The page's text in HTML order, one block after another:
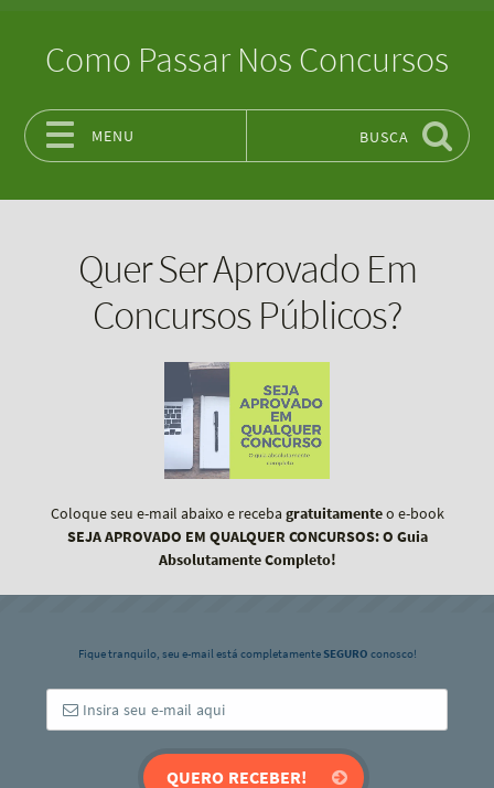
Como Passar Nos Concursos
MENU BUSCA
Quer Ser Aprovado Em
Concursos Públicos?
Coloque seu e-mail abaixo e receba gratuitamenteo e-book
SEJA APROVADO EM QUALQUER CONCURSOS: O Guia
Absolutamente Completo!
Fique tranquilo, seu e-mail está completamente SEGURO conosco!